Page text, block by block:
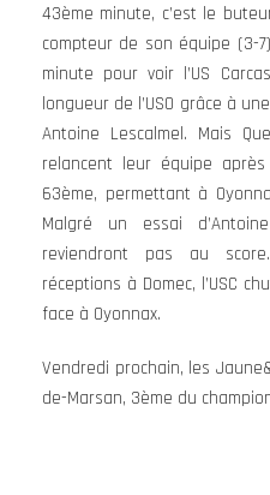
43ème minute, c’est le
compteur de son équipe (3-
minute pour voir l’US
longueur de l’USO grâce à
Antoine Lescalmel. Mais
relancent leur équipe
63ème, permettant à
Malgré un essai
reviendront pas au
réceptions à Domec, l’USC
face à Oyonnax.
Vendredi prochain, les
de-Marsan, 3ème du